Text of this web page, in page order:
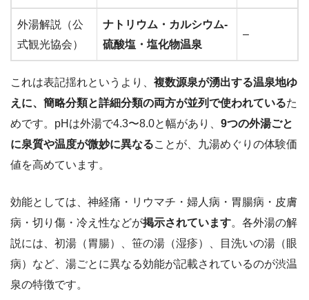
外湯解説（公
式観光協会）
ナトリウム・カルシウム-
硫酸塩・塩化物温泉
–
これは表記揺れというより、 複数源泉が湧出する温泉地ゆ
えに、簡略分類と詳細分類の両方が並列で使われているた
めです。pHは外湯で4.3〜8.0と幅があり、 9つの外湯ごと
に泉質や温度が微妙に異なることが、九湯めぐりの体験価
値を高めています。
効能としては、神経痛・リウマチ・婦人病・胃腸病・皮膚
病・切り傷・冷え性などが掲示されています。各外湯の解
説には、初湯（胃腸）、笹の湯（湿疹）、目洗いの湯（眼
病）など、湯ごとに異なる効能が記載されているのが渋温
泉の特徴です。